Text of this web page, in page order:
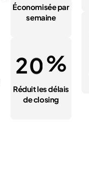
Économisée par
semaine
20%
Réduit les délais
de closing